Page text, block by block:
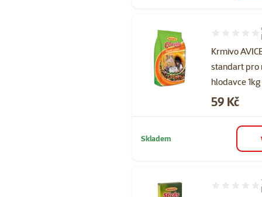
Krmivo
standart pro
hlodavce 1kg
Hodnocení
Cena
59 Kč
Skladem
Hodnocení